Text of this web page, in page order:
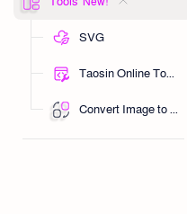
SVG
Taosin Online Tools
Convert Image to URL